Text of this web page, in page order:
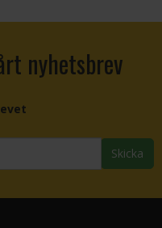
nyhetsbrev
Skicka